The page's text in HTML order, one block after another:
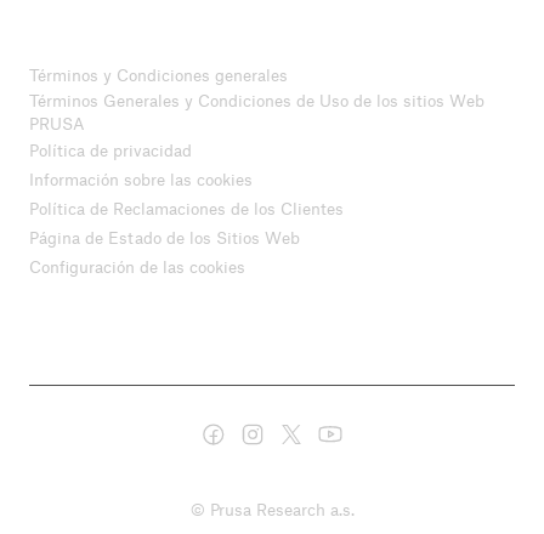
Términos y Condiciones generales
Términos Generales y Condiciones de Uso de los sitios Web
PRUSA
Política de privacidad
Información sobre las cookies
Política de Reclamaciones de los Clientes
Página de Estado de los Sitios Web
Configuración de las cookies
© Prusa Research a.s.